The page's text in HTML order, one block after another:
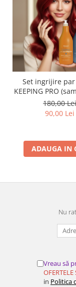
Set ingrijire
KEEPING PRO
masca 1L) -
180,00 Lei
90,00 Lei
ADAUGA IN
Nu
Vreau să
OFERTELE
in Politica